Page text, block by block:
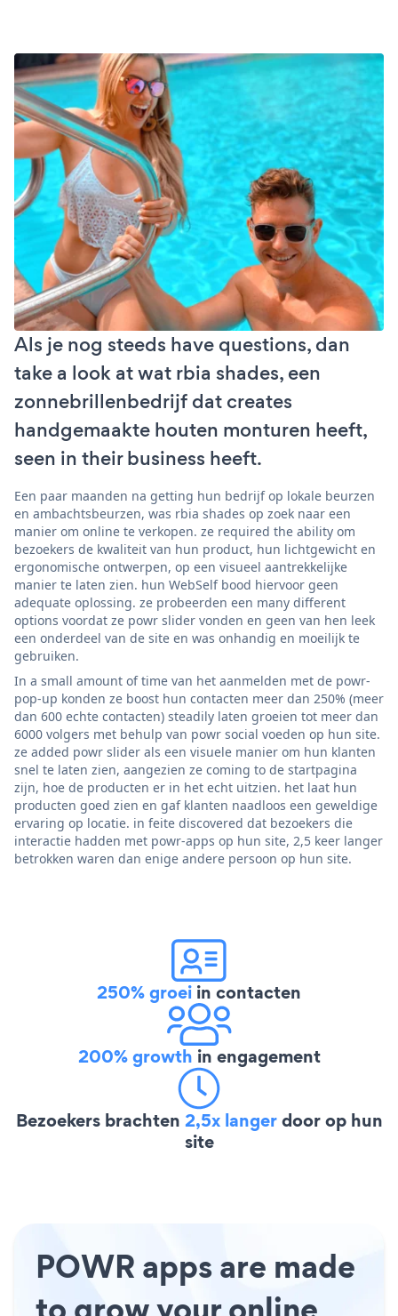
Als je nog steeds have questions, dan
take a look at wat rbia shades, een
zonnebrillenbedrijf dat creates
handgemaakte houten monturen heeft,
seen in their business heeft.
Een paar maanden na getting hun bedrijf op lokale beurzen
en ambachtsbeurzen, was rbia shades op zoek naar een
manier om online te verkopen. ze required the ability om
bezoekers de kwaliteit van hun product, hun lichtgewicht en
ergonomische ontwerpen, op een visueel aantrekkelijke
manier te laten zien. hun WebSelf bood hiervoor geen
adequate oplossing. ze probeerden een many different
options voordat ze powr slider vonden en geen van hen leek
een onderdeel van de site en was onhandig en moeilijk te
gebruiken.
In a small amount of time van het aanmelden met de powr-
pop-up konden ze boost hun contacten meer dan 250% (meer
dan 600 echte contacten) steadily laten groeien tot meer dan
6000 volgers met behulp van powr social voeden op hun site.
ze added powr slider als een visuele manier om hun klanten
snel te laten zien, aangezien ze coming to de startpagina
zijn, hoe de producten er in het echt uitzien. het laat hun
producten goed zien en gaf klanten naadloos een geweldige
ervaring op locatie. in feite discovered dat bezoekers die
interactie hadden met powr-apps op hun site, 2,5 keer langer
betrokken waren dan enige andere persoon op hun site.
250% groei in contacten
200% growth in engagement
Bezoekers brachten 2,5x langerdoor op hun
site
POWR apps are made